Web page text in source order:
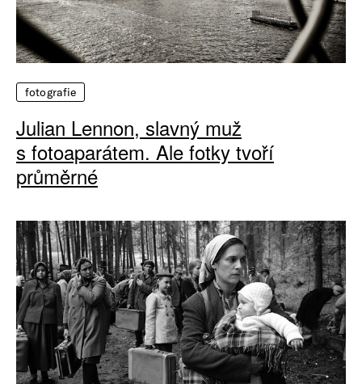
fotografie
Julian Lennon, slavný muž
s fotoaparátem. Ale fotky tvoří
průměrné